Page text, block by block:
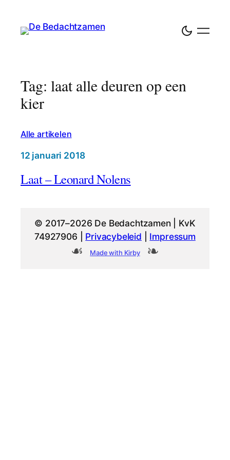
Tag: laat alle deuren op een
kier
Alle artikelen
12 januari 2018
Laat – Leonard Nolens
© 2017–2026 De Bedachtzamen | KvK
74927906 | Privacybeleid Impressum
Made with Kirby